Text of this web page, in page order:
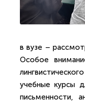
в вузе –
Особое
учебные курсы
письменности,